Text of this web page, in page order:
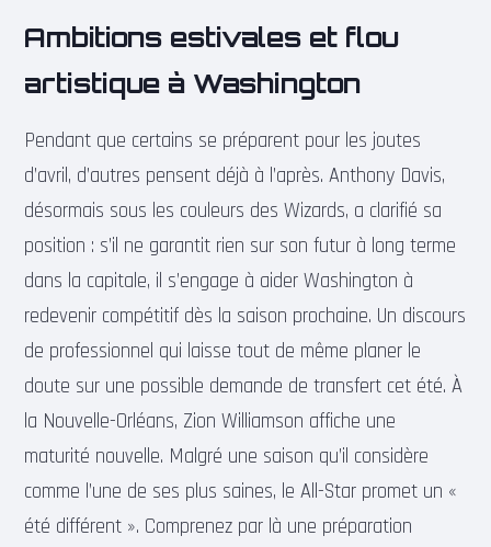
Ambitions estivales et flou
artistique à Washington
Pendant que certains se préparent pour les joutes
d’avril, d’autres pensent déjà à l’après. Anthony Davis,
désormais sous les couleurs des Wizards, a clarifié sa
position : s’il ne garantit rien sur son futur à long terme
dans la capitale, il s’engage à aider Washington à
redevenir compétitif dès la saison prochaine. Un discours
de professionnel qui laisse tout de même planer le
doute sur une possible demande de transfert cet été. À
la Nouvelle-Orléans, Zion Williamson affiche une
maturité nouvelle. Malgré une saison qu’il considère
comme l’une de ses plus saines, le All-Star promet un «
été différent ». Comprenez par là une préparation